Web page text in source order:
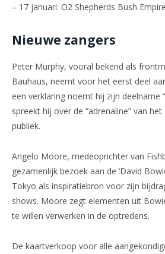
– 17 januari: O2 Shepherds Bush
Nieuwe zangers
Peter Murphy, vooral bekend als
Bauhaus, neemt voor het eerst deel
een verklaring noemt hij zijn deelname
spreekt hij over de “adrenaline” van
publiek.
Angelo Moore, medeoprichter van
gezamenlijk bezoek aan de ‘David
Tokyo als inspiratiebron voor zijn
shows. Moore zegt elementen uit
te willen verwerken in de optredens.
De kaartverkoop voor alle